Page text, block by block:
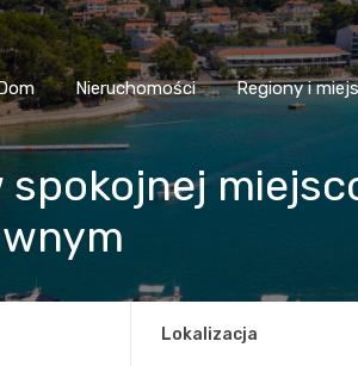
Dom Nieruchomości Regiony i
Nieruchomości Regiony i
spokojnej
Lokalizacja